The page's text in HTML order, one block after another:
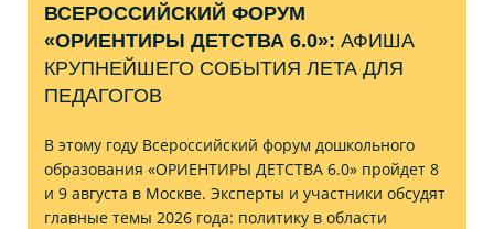
ВСЕРОССИЙСКИЙ ФОРУМ
«ОРИЕНТИРЫ ДЕТСТВА 6.0»: АФИША
КРУПНЕЙШЕГО СОБЫТИЯ ЛЕТА ДЛЯ
ПЕДАГОГОВ
В этому году Всероссийский форум дошкольного
образования «ОРИЕНТИРЫ ДЕТСТВА 6.0» пройдет 8
и 9 августа в Москве. Эксперты и участники обсудят
главные темы 2026 года: политику в области